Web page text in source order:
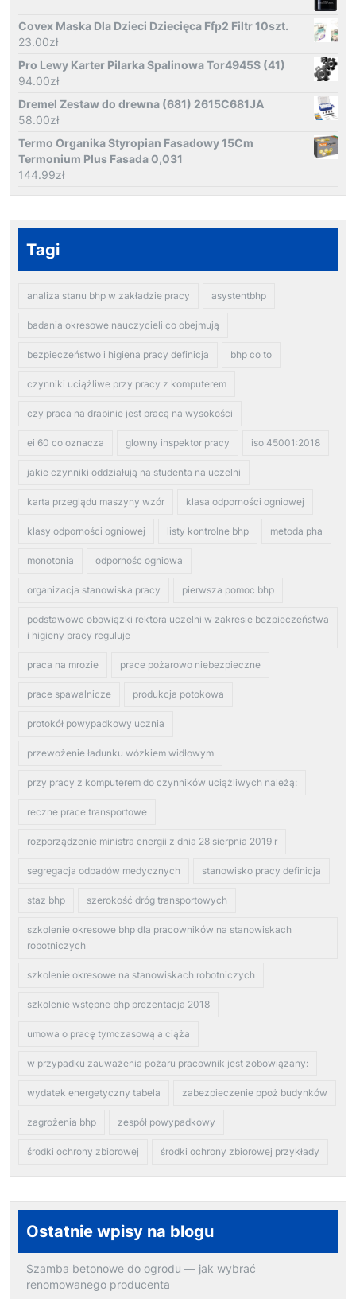
Covex Maska Dla Dzieci Dziecięca Ffp2 Filtr 10szt.
23.00zł
Pro Lewy Karter Pilarka Spalinowa Tor4945S (41)
94.00zł
Dremel Zestaw do drewna (681) 2615C681JA
58.00zł
Termo Organika Styropian Fasadowy 15Cm
Termonium Plus Fasada 0,031
144.99zł
Tagi
analiza stanu bhp w zakładzie pracy asystentbhp
badania okresowe nauczycieli co obejmują
bezpieczeństwo i higiena pracy definicja bhp co to
czynniki uciążliwe przy pracy z komputerem
czy praca na drabinie jest pracą na wysokości
ei 60 co oznacza glowny inspektor pracy iso 45001:2018
jakie czynniki oddziałują na studenta na uczelni
karta przeglądu maszyny wzór klasa odporności ogniowej
klasy odporności ogniowej listy kontrolne bhp metoda pha
monotonia odpornośc ogniowa
organizacja stanowiska pracy pierwsza pomoc bhp
podstawowe obowiązki rektora uczelni w zakresie bezpieczeństwa
i higieny pracy reguluje
praca na mrozie prace pożarowo niebezpieczne
prace spawalnicze produkcja potokowa
protokół powypadkowy ucznia
przewożenie ładunku wózkiem widłowym
przy pracy z komputerem do czynników uciążliwych należą:
reczne prace transportowe
rozporządzenie ministra energii z dnia 28 sierpnia 2019 r
segregacja odpadów medycznych stanowisko pracy definicja
staz bhp szerokość dróg transportowych
szkolenie okresowe bhp dla pracowników na stanowiskach
robotniczych
szkolenie okresowe na stanowiskach robotniczych
szkolenie wstępne bhp prezentacja 2018
umowa o pracę tymczasową a ciąża
w przypadku zauważenia pożaru pracownik jest zobowiązany:
wydatek energetyczny tabela zabezpieczenie ppoż budynków
zagrożenia bhp zespół powypadkowy
środki ochrony zbiorowej środki ochrony zbiorowej przykłady
Ostatnie wpisy na blogu
Szamba betonowe do ogrodu — jak wybrać
renomowanego producenta